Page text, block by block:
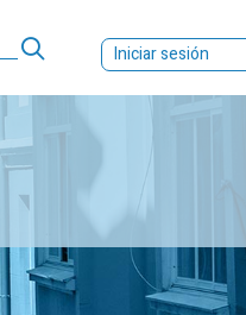
Iniciar sesión